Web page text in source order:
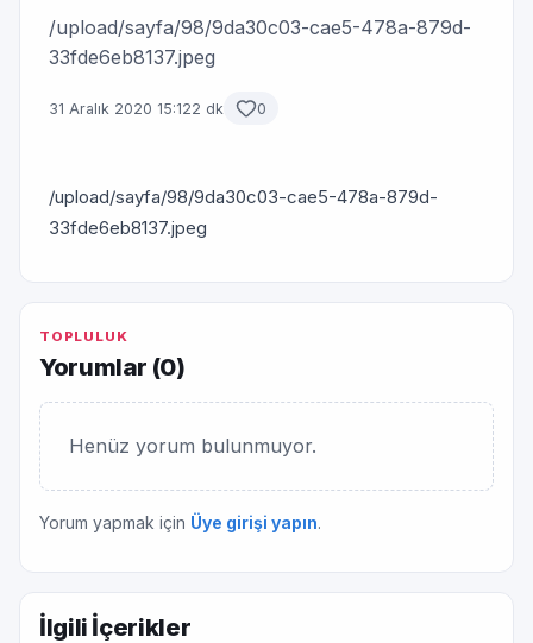
/upload/sayfa/98/9da30c03-cae5-478a-879d-
33fde6eb8137.jpeg
31 Aralık 2020 15:122 dk 0
/upload/sayfa/98/9da30c03-cae5-478a-879d-
33fde6eb8137.jpeg
TOPLULUK
Yorumlar (0)
Henüz yorum bulunmuyor.
Yorum yapmak için Üye girişi yapın.
İlgili İçerikler